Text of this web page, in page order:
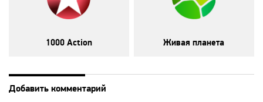
Bridge TV
Discovery
Discovery science
1000 Action Живая планета
Добавить комментарий